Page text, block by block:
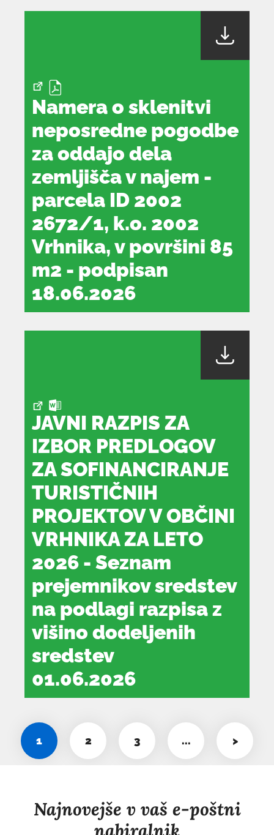
se
oknu
Namera o sklenitvi
neposredne pogodbe
za oddajo dela
zemljišča v najem -
parcela ID 2002
2672/1, k.o. 2002
Vrhnika, v površini 85
m2 - podpisan
18.06.2026
dokument
se
oknu
JAVNI RAZPIS ZA
IZBOR PREDLOGOV
ZA SOFINANCIRANJE
TURISTIČNIH
PROJEKTOV V OBČINI
VRHNIKA ZA LETO
2026 - Seznam
prejemnikov sredstev
na podlagi razpisa z
višino dodeljenih
sredstev
01.06.2026
dokument
odpre
1 2 3 ... >
Najnovejše v vaš e-poštni
nabiralnik